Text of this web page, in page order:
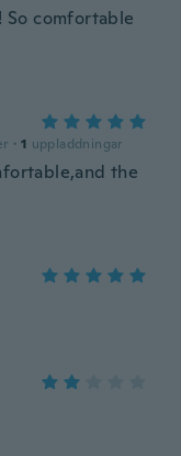
comfortable
· 1 uppladdningar
the